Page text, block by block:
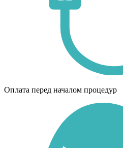
Оплата перед началом процедур